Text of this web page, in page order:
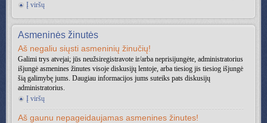
Į viršų
Asmeninės žinutės
Aš negaliu siųsti asmeninių žinučių!
Galimi trys atvejai; jūs neužsiregistravote ir/arba neprisijungėte, administratorius
išjungė asmenines žinutes visoje diskusijų lentoje, arba tiesiog jis tiesiog išjungė
šią galimybę jums. Daugiau informacijos jums suteiks pats diskusijų
administratorius.
Į viršų
Aš gaunu nepageidaujamas asmenines žinutes!